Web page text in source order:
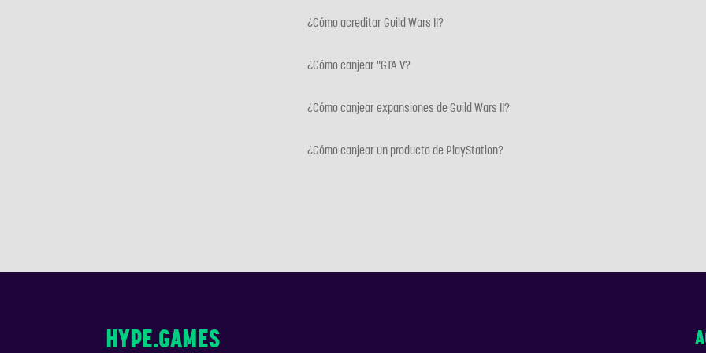
¿Cómo acreditar Guild Wars II?
¿Cómo canjear "GTA V?
¿Cómo canjear expansiones de Guild Wars II?
¿Cómo canjear un producto de PlayStation?
HYPE.GAMES